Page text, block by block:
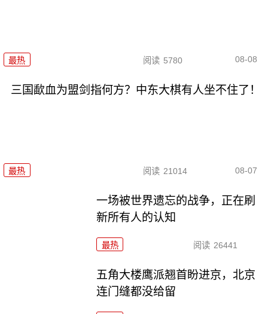
最热 阅读 5780 08-08
三国歃血为盟剑指何方？中东大棋有人坐不住了！
最热 阅读 21014 08-07
一场被世界遗忘的战争，正在刷
新所有人的认知
最热 阅读 26441
五角大楼鹰派翘首盼进京，北京
连门缝都没给留